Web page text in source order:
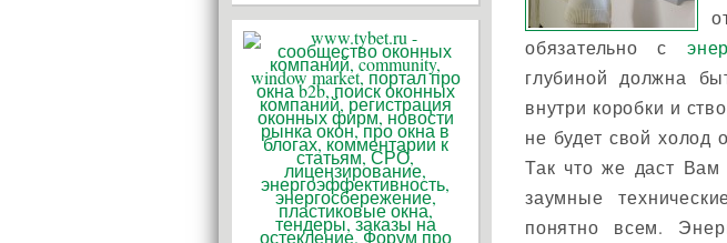
обязательно с
глубиной должна
внутри коробки и
не будет свой холод
Так что же даст Вам
заумные
понятно всем.